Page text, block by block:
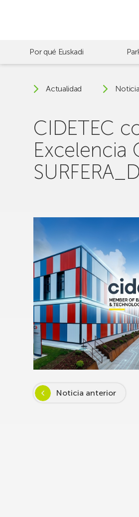
Por qué Euskadi
Actualidad
CIDETEC
Excelencia
Noticia anterior